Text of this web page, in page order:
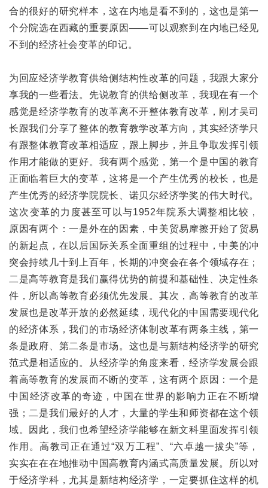
合的很好的研究样本，这在内地是看不到的，这也是第一
个分院选在西藏的重要原因——可以观察到在内地已经见
不到的经济社会变革的印记。
为回应经济学教育供给侧结构性改革的问题，我跟大家分
享我的一些看法。先说教育的供给侧改革，我现在有一个
感觉是经济学教育的改革离不开整体教育改革，刚才吴司
长跟我们分享了整体的教育教学改革方向，其实经济学只
有跟整体教育改革相适应，跟上脚步，并且争取发挥引领
作用才能做的更好。我有两个感觉，第一个是中国的教育
正面临着巨大的变革，这将是一个产生优秀的校长，也是
产生优秀的经济学院院长、诺贝尔经济学奖的伟大时代。
这次变革的力度甚至可以与1952年院系大调整相比较，
原因有两个：一是外在的因素，中美贸易摩擦开始了贸易
的新起点，在以后国际关系全面重组的过程中，中美的冲
突会持续几十到上百年，长期的冲突会在各个领域存在；
二是高等教育是我们赢得优势的前提和基础性、决定性条
件，所以高等教育必须优先发展。其次，高等教育的改革
发展也是改革开放的必然延续，现代化的中国需要现代化
的经济体系，我们的市场经济体制改革有两条主线，第一
条是政府、第二条是市场。这也是与新结构经济学的研究
范式是相适应的。从经济学的角度来看，经济学发展会跟
着高等教育的发展而不断的变革，这有两个原因：一个是
中国经济改革的奇迹，中国在世界的影响力正在不断增
强；二是我们最好的人才，大量的学生和师资都在这个领
域。因此，我们也希望经济学能够在新文科里面发挥引领
作用。高教司正在通过“双万工程”、“六卓越一拔尖”等，
实实在在在地推动中国高教育内涵式高质量发展。所以对
于经济学科，尤其是新结构经济学，一定要抓住这样的机